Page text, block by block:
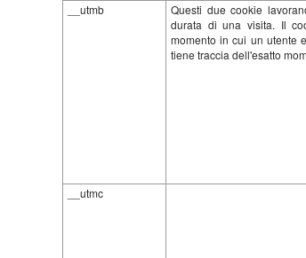
__utmb
Questi due cookie
durata di una visita. Il
momento in cui un utente
tiene traccia dell'esatto
__utmc